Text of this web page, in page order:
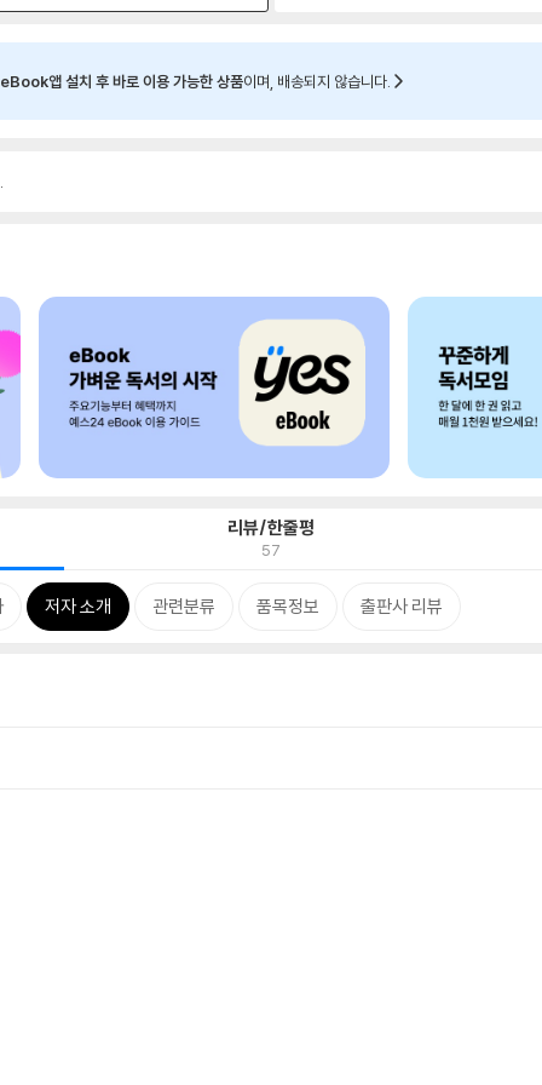
앱 설치 후 바로 이용 가능한 상품이며, 배송되지 않습니다.
리뷰/한줄평
57
저자 소개 관련분류 품목정보 출판사 리뷰